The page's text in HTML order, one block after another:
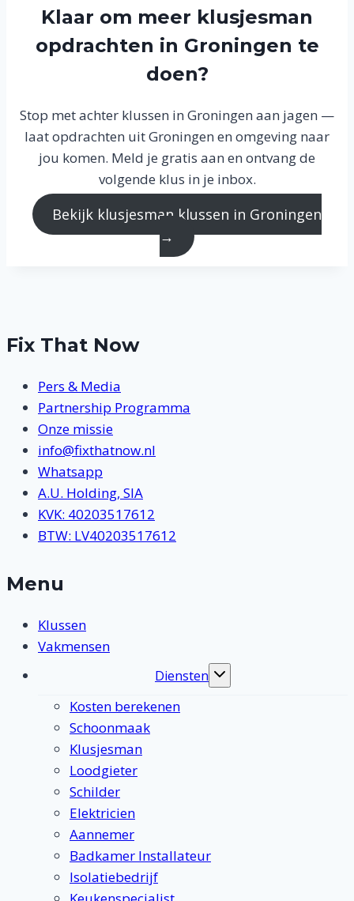
Klaar om meer klusjesman
opdrachten in Groningen te
doen?
Stop met achter klussen in Groningen aan jagen —
laat opdrachten uit Groningen en omgeving naar
jou komen. Meld je gratis aan en ontvang de
volgende klus in je inbox.
Bekijk klusjesman klussen in Groningen
→
Fix That Now
Pers & Media
Partnership Programma
Onze missie
info@fixthatnow.nl
Whatsapp
A.U. Holding, SIA
KVK: 40203517612
BTW: LV40203517612
Menu
Klussen
Vakmensen
Diensten
Toggle
Kosten berekenen
Schoonmaak
Klusjesman
Loodgieter
Schilder
Elektricien
Aannemer
Badkamer Installateur
Isolatiebedrijf